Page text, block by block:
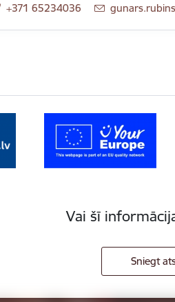
+371 65234036
E-pasts:
Vai šī
Sniegt